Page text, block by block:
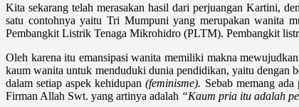
Kita sekarang telah merasakan hasil dari perjuangan Kartini,
satu contohnya yaitu Tri Mumpuni yang merupakan wanita
Pembangkit Listrik Tenaga Mikrohidro (PLTM). Pembangkit
Oleh karena itu emansipasi wanita memiliki makna
kaum wanita untuk menduduki dunia pendidikan, yaitu dengan
dalam setiap aspek kehidupan(feminisme). Sebab memang
Firman Allah Swt. yang artinya adalah “Kaum pria itu adalah